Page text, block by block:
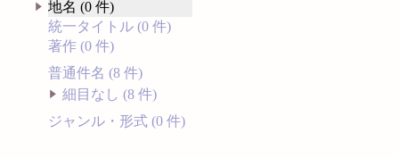
地名 (0 件)
統一タイトル (0 件)
著作 (0 件)
普通件名 (8 件)
細目なし (8 件)
ジャンル・形式 (0 件)